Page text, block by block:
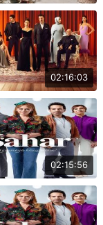
02:16:03
02:15:56